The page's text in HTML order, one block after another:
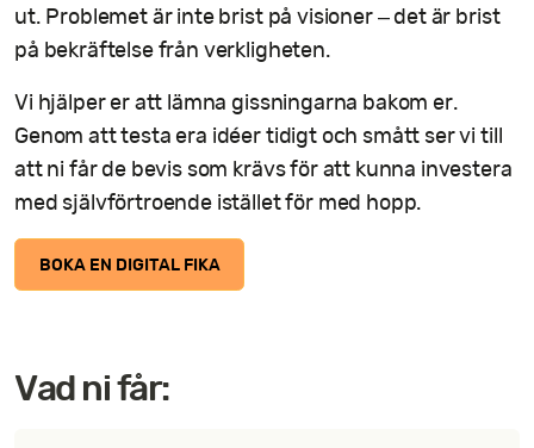
ut. Problemet är inte brist på visioner – det är brist
på bekräftelse från verkligheten.
Vi hjälper er att lämna gissningarna bakom er.
Genom att testa era idéer tidigt och smått ser vi till
att ni får de bevis som krävs för att kunna investera
med självförtroende istället för med hopp.
BOKA EN DIGITAL FIKA
Vad ni får: